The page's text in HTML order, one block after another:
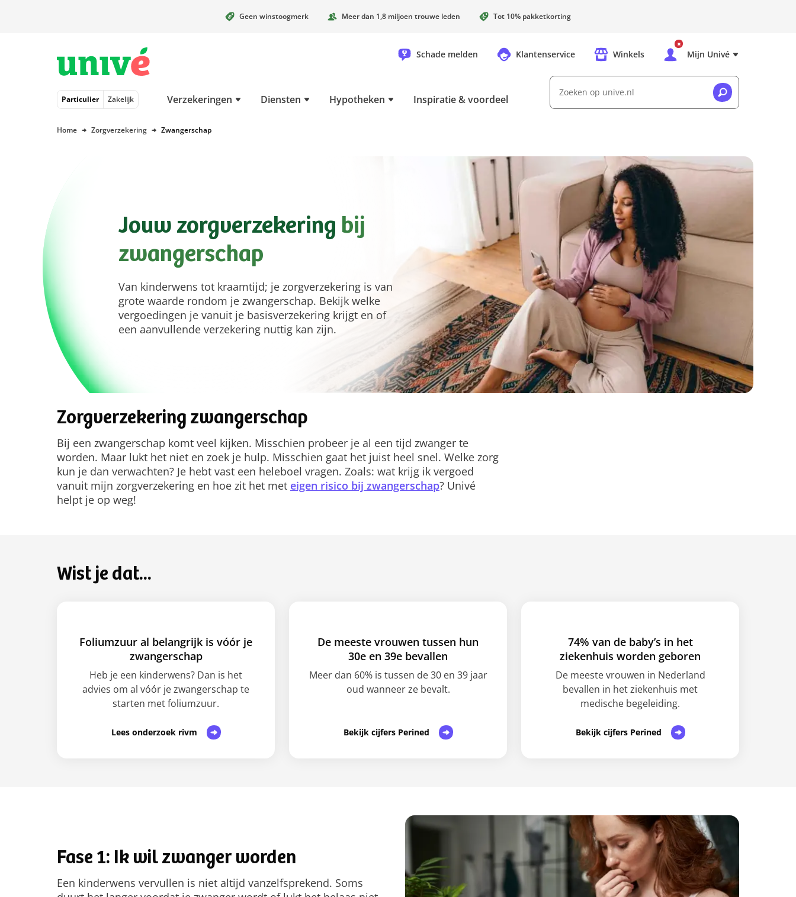
Geen winstoogmerk Meer dan 1,8 miljoen trouwe leden Tot 10% pakketkorting
Schade melden Klantenservice Winkels Mijn Univé
Particulier Zakelijk Verzekeringen Diensten Hypotheken Inspiratie & voordeel
Zoeken op unive.nl
Home Zorgverzekering Zwangerschap
Jouw zorgverzekering bij
zwangerschap
Van kinderwens tot kraamtijd; je zorgverzekering is van
grote waarde rondom je zwangerschap. Bekijk welke
vergoedingen je vanuit je basisverzekering krijgt en of
een aanvullende verzekering nuttig kan zijn.
Zorgverzekering zwangerschap
Bij een zwangerschap komt veel kijken. Misschien probeer je al een tijd zwanger te
worden. Maar lukt het niet en zoek je hulp. Misschien gaat het juist heel snel. Welke zorg
kun je dan verwachten? Je hebt vast een heleboel vragen. Zoals: wat krijg ik vergoed
vanuit mijn zorgverzekering en hoe zit het met eigen risico bij zwangerschap? Univé
helpt je op weg!
Wist je dat...
Foliumzuur al belangrijk is vóór je
zwangerschap
Heb je een kinderwens? Dan is het
advies om al vóór je zwangerschap te
starten met foliumzuur.
Lees onderzoek rivm
De meeste vrouwen tussen hun
30e en 39e bevallen
Meer dan 60% is tussen de 30 en 39 jaar
oud wanneer ze bevalt.
Bekijk cijfers Perined
74% van de baby’s in het
ziekenhuis worden geboren
De meeste vrouwen in Nederland
bevallen in het ziekenhuis met
medische begeleiding.
Bekijk cijfers Perined
Fase 1: Ik wil zwanger worden
Een kinderwens vervullen is niet altijd vanzelfsprekend. Soms